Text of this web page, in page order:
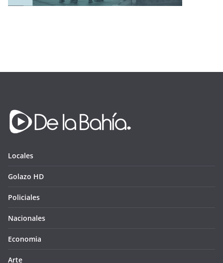
Locales
Golazo HD
Policiales
Nacionales
Economia
Arte